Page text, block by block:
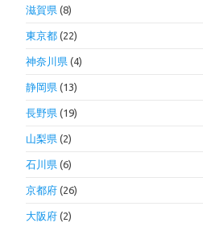
滋賀県 (8)
東京都 (22)
神奈川県 (4)
静岡県 (13)
長野県 (19)
山梨県 (2)
石川県 (6)
京都府 (26)
大阪府 (2)